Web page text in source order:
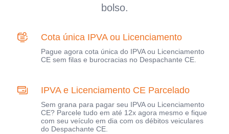
bolso.
Cota única IPVA ou Licenciamento
Pague agora cota única do IPVA ou Licenciamento
CE sem filas e burocracias no Despachante CE.
IPVA e Licenciamento CE Parcelado
Sem grana para pagar seu IPVA ou Licenciamento
CE? Parcele tudo em até 12x agora mesmo e fique
com seu veículo em dia com os débitos veiculares
do Despachante CE.